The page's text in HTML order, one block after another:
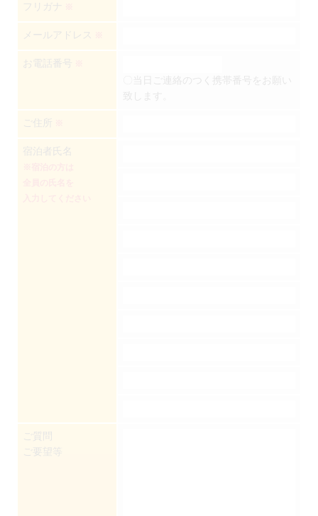
フリガナ
メールアドレス
お電話番号
〇当日ご連絡のつく携帯番号をお願い
致します。
ご住所
宿泊者氏名
ご要望等